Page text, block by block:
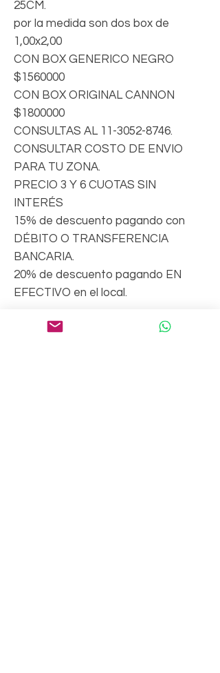
25CM.
por la medida son dos box de
1,00x2,00
CON BOX GENERICO NEGRO
$1560000
CON BOX ORIGINAL CANNON
$1800000
CONSULTAS AL 11-3052-8746.
CONSULTAR COSTO DE ENVIO
PARA TU ZONA.
PRECIO 3 Y 6 CUOTAS SIN
INTERÉS
15% de descuento pagando con
DÉBITO O TRANSFERENCIA
BANCARIA.
20% de descuento pagando EN
EFECTIVO en el local.